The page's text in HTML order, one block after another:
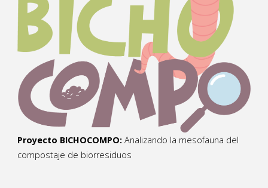
Proyecto BICHOCOMPO: Analizando la mesofauna del
compostaje de biorresiduos